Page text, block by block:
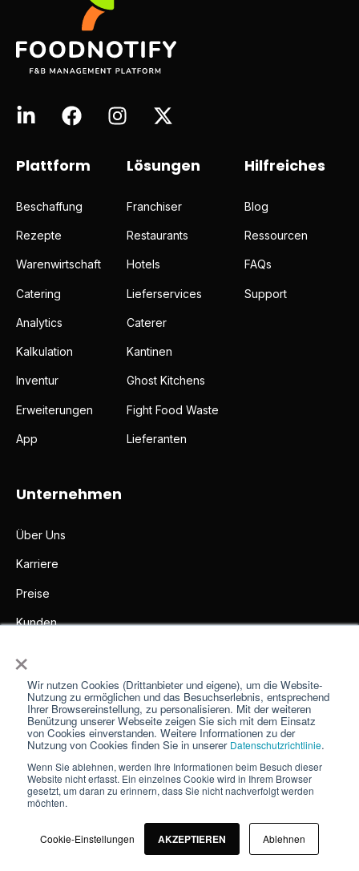
×
Wir nutzen Cookies (Drittanbieter und eigene), um die Website-
Nutzung zu ermöglichen und das Besuchserlebnis, entsprechend
Ihrer Browsereinstellung, zu personalisieren. Mit der weiteren
Benützung unserer Webseite zeigen Sie sich mit dem Einsatz
von Cookies einverstanden. Weitere Informationen zu der
Nutzung von Cookies finden Sie in unserer Datenschutzrichtlinie.
Wenn Sie ablehnen, werden Ihre Informationen beim Besuch dieser
Website nicht erfasst. Ein einzelnes Cookie wird in Ihrem Browser
gesetzt, um daran zu erinnern, dass Sie nicht nachverfolgt werden
möchten.
Cookie-Einstellungen AKZEPTIEREN Ablehnen
Plattform
Beschaffung
Rezepte
Warenwirtschaft
Catering
Analytics
Kalkulation
Inventur
Erweiterungen
App
Lösungen
Franchiser
Restaurants
Hotels
Lieferservices
Caterer
Kantinen
Ghost Kitchens
Fight Food Waste
Lieferanten
Hilfreiches
Blog
Ressourcen
FAQs
Support
Unternehmen
Über Uns
Karriere
Preise
Kunden
Presse
Impressum
Kontakt
© 2026
AGBs & Datenschutz